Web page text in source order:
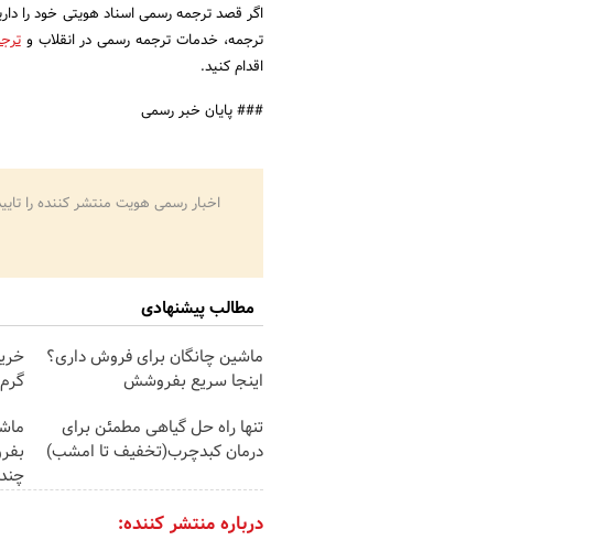
اگر قصد ترجمه رسمی اسناد هویتی خود را
ترجمه، خدمات ترجمه رسمی در انقلاب و
اقدام کنید.
### پایان خبر رسمی
اخبار رسمی هویت منتشر کننده را
مطالب پیشنهادی
ماشین چانگان برای فروش داری؟
اینجا سریع بفروشش
گرم تا
تنها راه حل گیاهی مطمئن برای
درمان کبدچرب(تخفیف تا امشب)
درباره منتشر کننده: